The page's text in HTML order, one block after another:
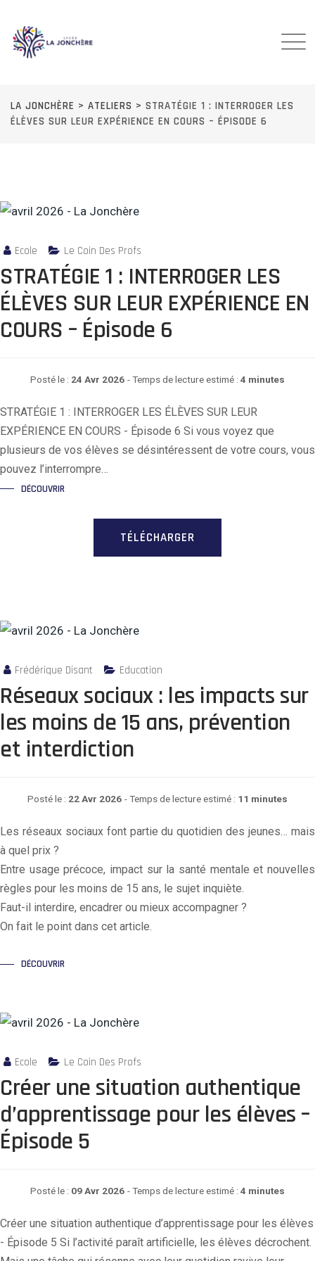
content
LA JONCHÈRE > ATELIERS > STRATÉGIE 1 : INTERROGER LES
ÉLÈVES SUR LEUR EXPÉRIENCE EN COURS – ÉPISODE 6
Ecole Le Coin Des Profs
STRATÉGIE 1 : INTERROGER LES
ÉLÈVES SUR LEUR EXPÉRIENCE EN
COURS – Épisode 6
Posté le : 24 Avr 2026 - Temps de lecture estimé : 4 minutes
STRATÉGIE 1 : INTERROGER LES ÉLÈVES SUR LEUR
EXPÉRIENCE EN COURS - Épisode 6 Si vous voyez que
plusieurs de vos élèves se désintéressent de votre cours, vous
pouvez l’interrompre…
DÉCOUVRIR
TÉLÉCHARGER
Frédérique Disant Education
Réseaux sociaux : les impacts sur
les moins de 15 ans, prévention
et interdiction
Posté le : 22 Avr 2026 - Temps de lecture estimé : 11 minutes
Les réseaux sociaux font partie du quotidien des jeunes… mais
à quel prix ?
Entre usage précoce, impact sur la santé mentale et nouvelles
règles pour les moins de 15 ans, le sujet inquiète.
Faut-il interdire, encadrer ou mieux accompagner ?
On fait le point dans cet article.
DÉCOUVRIR
Ecole Le Coin Des Profs
Créer une situation authentique
d’apprentissage pour les élèves –
Épisode 5
Posté le : 09 Avr 2026 - Temps de lecture estimé : 4 minutes
Créer une situation authentique d’apprentissage pour les élèves
- Épisode 5 Si l’activité paraît artificielle, les élèves décrochent.